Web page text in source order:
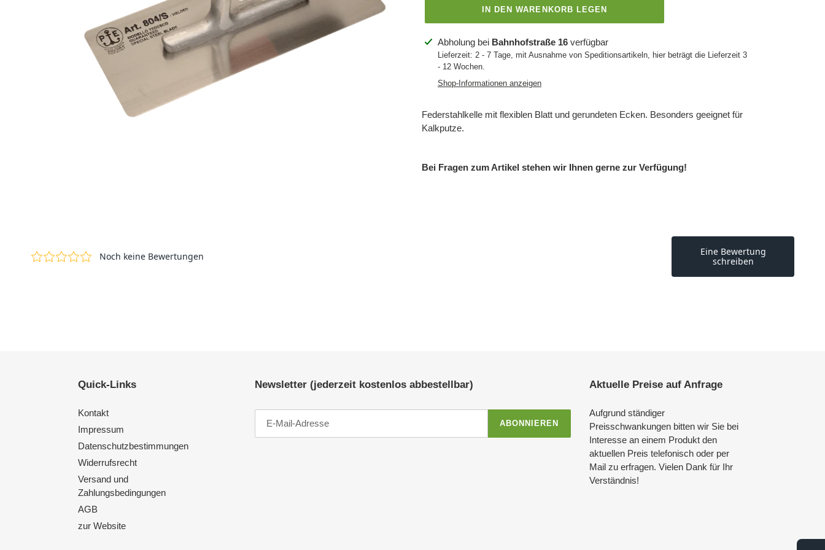
IN DEN WARENKORB LEGEN
Produkt
zum
Warenkorb
Abholung bei Bahnhofstraße 16 verfügbar
Lieferzeit: 2 - 7 Tage, mit Ausnahme von Speditionsartikeln, hier beträgt die Lieferzeit 3
- 12 Wochen.
Shop-Informationen anzeigen
Federstahlkelle mit flexiblen Blatt und gerundeten Ecken. Besonders geeignet für
Kalkputze.
Bei Fragen zum Artikel stehen wir Ihnen gerne zur Verfügung!
Quick-Links
Kontakt
Impressum
Datenschutzbestimmungen
Widerrufsrecht
Versand und
Zahlungsbedingungen
AGB
zur Website
Newsletter (jederzeit kostenlos abbestellbar)
ABONNIEREN
Aktuelle Preise auf Anfrage
Aufgrund ständiger
Preisschwankungen bitten wir Sie bei
Interesse an einem Produkt den
aktuellen Preis telefonisch oder per
Mail zu erfragen. Vielen Dank für Ihr
Verständnis!